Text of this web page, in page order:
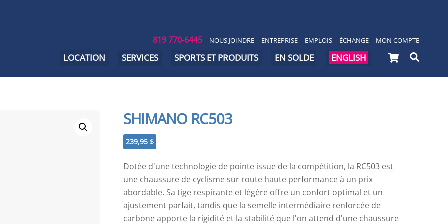
819 770-6445 NOUS JOINDRE ENTREPRISE EMPLOIS ÉCHANGE MON COMPTE
Cart
LOCATION SERVICES SPORTS ET PRODUITS EN SOLDE ENGLISH
SHIMANO RC503
239,95 $
Dotée d'une technologie de pointe issue de la compétition, la RC503 est
une chaussure de cyclisme sur route haute performance à un prix
abordable. Sa tige respirante et légère offre un confort optimal et un
ajustement parfait, tandis que la semelle intermédiaire renforcée de
carbone apporte la rigidité et la stabilité que l'on attend d'une chaussure